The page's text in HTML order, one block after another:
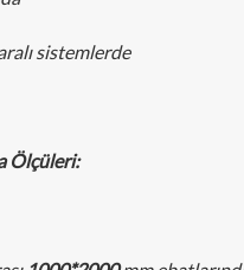
sistemlerde
Ölçüleri: